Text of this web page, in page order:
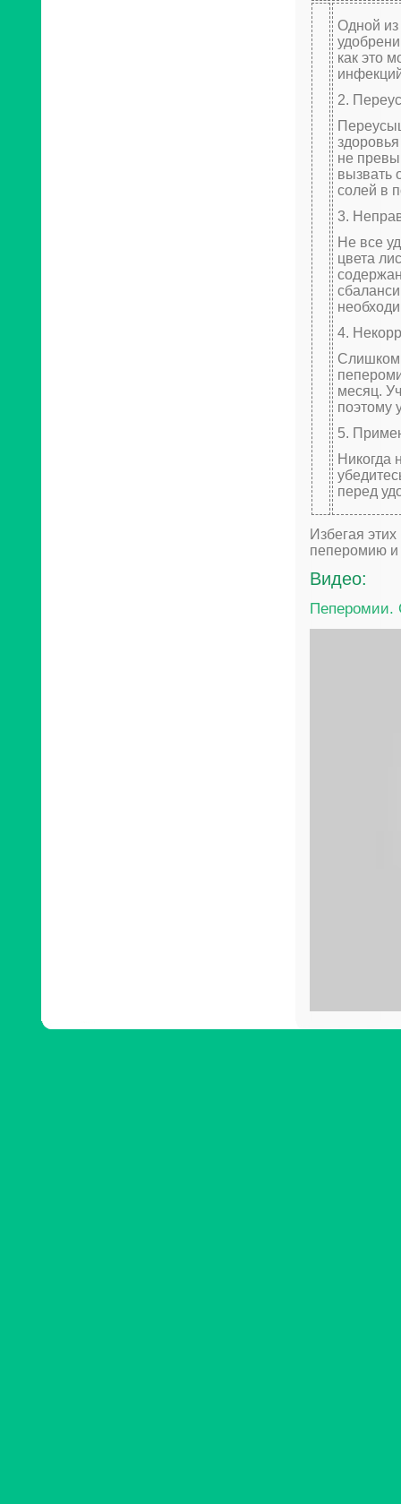
Одной
как это
2.
не
вызвать
солей в
3.
Не все
цвета
4.
Слишком
месяц.
поэтому
5.
Никогда
перед
Избегая
пеперомию и
Видео:
Пеперомии.